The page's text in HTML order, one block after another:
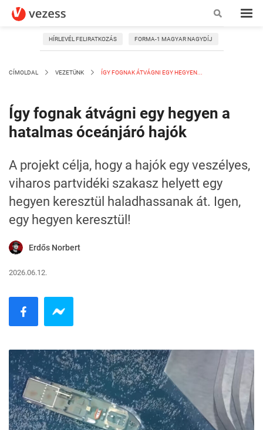
HÍRLEVÉL FELIRATKOZÁS FORMA-1 MAGYAR NAGYDÍJ
CÍMOLDAL VEZETÜNK ÍGY FOGNAK ÁTVÁGNI EGY HEGYEN...
Így fognak átvágni egy hegyen a
hatalmas óceánjáró hajók
A projekt célja, hogy a hajók egy veszélyes,
viharos partvidéki szakasz helyett egy
hegyen keresztül haladhassanak át. Igen,
egy hegyen keresztül!
Erdős Norbert
2026.06.12.